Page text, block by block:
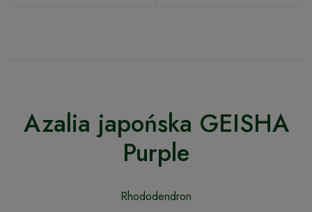
Azalia japońska GEISHA
Purple
Rhododendron